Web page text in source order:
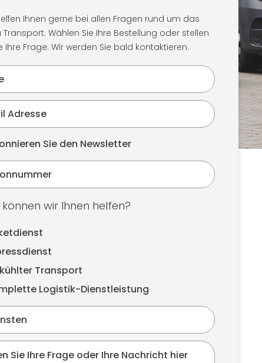
Ihnen gerne bei allen Fragen rund um das
Transport. Wählen Sie Ihre Bestellung oder stellen
Ihre Frage. Wir werden Sie bald kontaktieren.
Sie den Newsletter
wir Ihnen helfen?
Transport
Logistik-Dienstleistung